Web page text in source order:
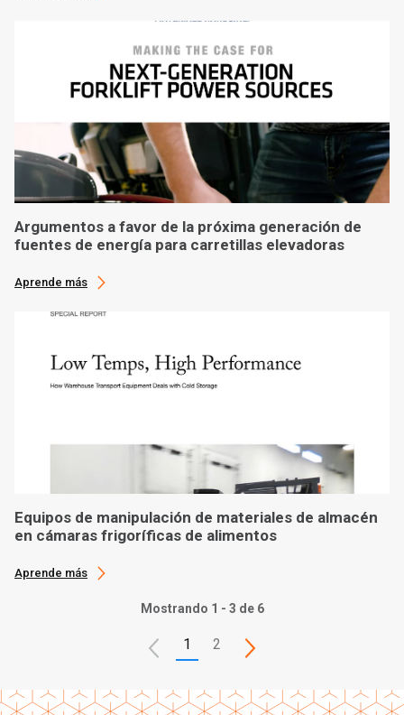
Argumentos a favor de la próxima generación de
fuentes de energía para carretillas elevadoras
Aprende más
Equipos de manipulación de materiales de almacén
en cámaras frigoríficas de alimentos
Aprende más
Mostrando 1 - 3 de 6
1 2